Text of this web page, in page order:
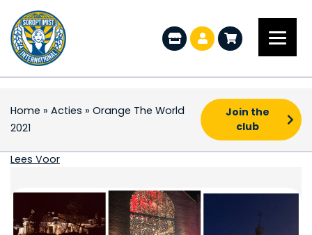
Home » Acties » Orange The World
2021
Join the
club
Orange The World
Lees Voor